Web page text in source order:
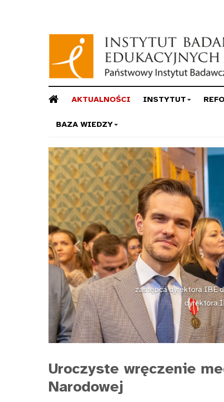
AKTUALNOŚCI INSTYTUT
BAZA WIEDZY
zastępca dyrektora IBE
dyrektora
Previous
Uroczyste wręczenie
Narodowej